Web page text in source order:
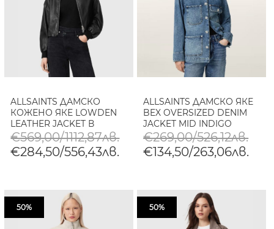
ALLSAINTS ДАМСКО
КОЖЕНО ЯКЕ LOWDEN
LEATHER JACKET В
ЧЕРНО
€569,00/1112,87лв.
€284,50/556,43лв.
ALLSAINTS ДАМСКО ЯКЕ
BEX OVERSIZED DENIM
JACKET MID INDIGO
€269,00/526,12лв.
€134,50/263,06лв.
50% 50%